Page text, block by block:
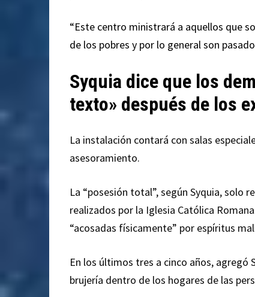
“Este centro ministrará a aquellos que
de los pobres y por lo general son
Syquia dice que los
texto» después de los
La instalación contará con salas
asesoramiento.
La “posesión total”, según Syquia, solo
realizados por la Iglesia Católica
“acosadas físicamente” por espíritus
En los últimos tres a cinco años, agregó
brujería dentro de los hogares de las